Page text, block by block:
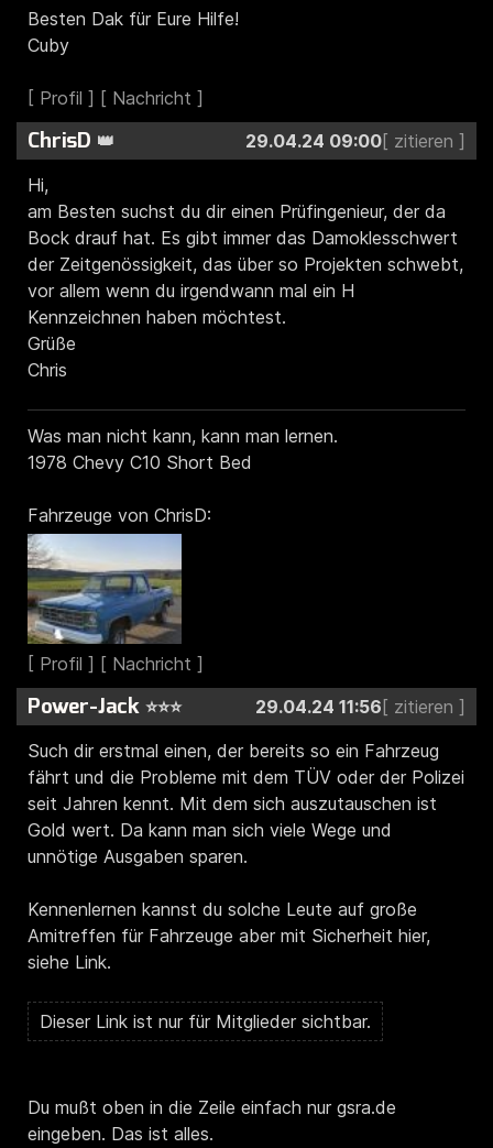
Besten Dak für Eure Hilfe!
Cuby
ChrisD 👑
29.04.24 09:00
Hi,
am Besten suchst du dir einen Prüfingenieur, der da
Bock drauf hat. Es gibt immer das Damoklesschwert
der Zeitgenössigkeit, das über so Projekten schwebt,
vor allem wenn du irgendwann mal ein H
Kennzeichnen haben möchtest.
Grüße
Chris
Was man nicht kann, kann man lernen.
1978 Chevy C10 Short Bed
Fahrzeuge von ChrisD:
Power-Jack ⭐⭐⭐
29.04.24 11:56
Such dir erstmal einen, der bereits so ein Fahrzeug
fährt und die Probleme mit dem TÜV oder der Polizei
seit Jahren kennt. Mit dem sich auszutauschen ist
Gold wert. Da kann man sich viele Wege und
unnötige Ausgaben sparen.
Kennenlernen kannst du solche Leute auf große
Amitreffen für Fahrzeuge aber mit Sicherheit hier,
siehe Link.
Du mußt oben in die Zeile einfach nur gsra.de
eingeben. Das ist alles.